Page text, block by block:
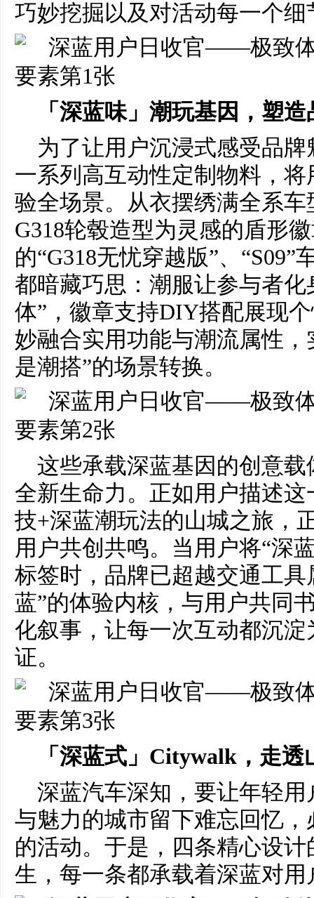
巧妙挖掘以及对活动每一个
「深蓝味」潮玩基因，塑
为了让用户沉浸式感受品
一系列高互动性定制物料，
验全场景。从衣摆绣满全系
G318轮毂造型为灵感的盾形
的“G318无忧穿越版”、
都暗藏巧思：潮服让参与者化
体”，徽章支持DIY搭配展现
妙融合实用功能与潮流属性
是潮搭”的场景转换。
这些承载深蓝基因的创意
全新生命力。正如用户描述
技+深蓝潮玩法的山城之旅，
用户共创共鸣。当用户将“深
标签时，品牌已超越交通工
蓝”的体验内核，与用户共同
化叙事，让每一次互动都沉
证。
「深蓝式」Citywalk，走透
深蓝汽车深知，要让年轻
与魅力的城市留下难忘回忆
的活动。于是，四条精心设
生，每一条都承载着深蓝对